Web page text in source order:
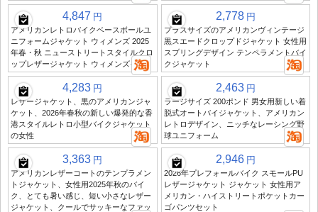
4,847 円
アメリカンレトロバイクベースボールユ
ニフォームジャケット ウィメンズ 2025
年春・秋 ニューストリートスタイルクロ
ップレザージャケット ウィメンズイン
2,778 円
プラスサイズのアメリカンヴィンテージ
黒スエードクロップドジャケット 女性用
スプリングデザイン テンペラメントバイ
クジャケット
4,283 円
レザージャケット、黒のアメリカンジャ
ケット、2026年春秋の新しい爆発的な香
港スタイルレトロ小型バイクジャケット
の女性
2,463 円
ラージサイズ 200ポンド 男女用新しい着
脱式オートバイジャケット、アメリカン
レトロデザイン、ニッチなレーシング野
球ユニフォーム
3,363 円
アメリカンレザーコートのテンプラメン
トジャケット、女性用2025年秋のバイ
ク、とても暑い感じ、短い小さなレザー
ジャケット、クールでサッキーなファッ
2,946 円
2026年プレフォールバイク スモールPU
レザージャケット ジャケット 女性用ア
メリカン・ハイストリートポケットカー
ゴパンツセット